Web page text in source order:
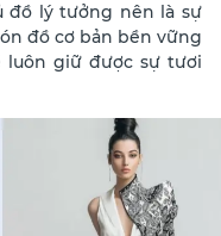
lý tưởng nên là sự
đồ cơ bản bền vững
giữ được sự tươi